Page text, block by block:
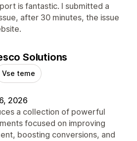
is fantastic. I submitted a
after 30 minutes, the issue
Solutions
Vse teme
2026
a collection of powerful
focused on improving
boosting conversions, and